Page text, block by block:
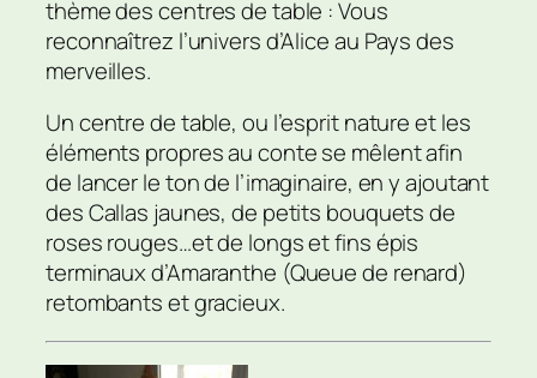
thème des centres de table : Vous
reconnaîtrez l’univers d’Alice au Pays des
merveilles.
Un centre de table, ou l’esprit nature et les
éléments propres au conte se mêlent afin
de lancer le ton de l’imaginaire, en y ajoutant
des Callas jaunes, de petits bouquets de
roses rouges…et de longs et fins épis
terminaux d’Amaranthe (Queue de renard)
retombants et gracieux.